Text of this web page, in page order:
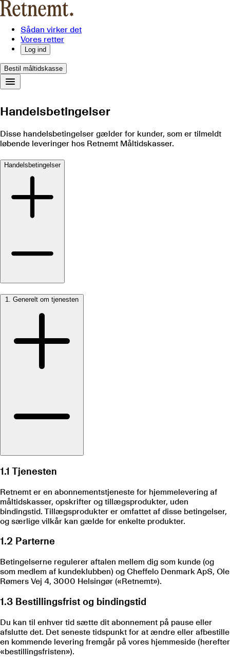
Sådan virker det
Vores retter
Log ind
Bestil måltidskasse
Handelsbetingelser
Disse handelsbetingelser gælder for kunder, som er tilmeldt
løbende leveringer hos Retnemt Måltidskasser.
Handelsbetingelser
1.1 Tjenesten
Retnemt er en abonnementstjeneste for hjemmelevering af
måltidskasser, opskrifter og tillægsprodukter, uden
bindingstid. Tillægsprodukter er omfattet af disse betingelser,
og særlige vilkår kan gælde for enkelte produkter.
1.2 Parterne
Betingelserne regulerer aftalen mellem dig som kunde (og
som medlem af kundeklubben) og Cheffelo Denmark ApS, Ole
Rømers Vej 4, 3000 Helsingør («Retnemt»).
1.3 Bestillingsfrist og bindingstid
Du kan til enhver tid sætte dit abonnement på pause eller
afslutte det. Det seneste tidspunkt for at ændre eller afbestille
en kommende levering fremgår på vores hjemmeside (herefter
«bestillingsfristen»).